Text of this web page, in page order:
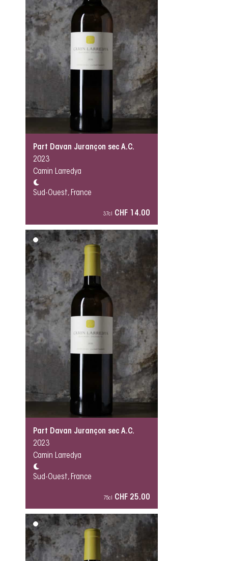
Part Davan Jurançon sec A.C.
2023
Camin Larredya
Sud-Ouest, France
37cl CHF 14.00
Part Davan Jurançon sec A.C.
2023
Camin Larredya
Sud-Ouest, France
75cl CHF 25.00